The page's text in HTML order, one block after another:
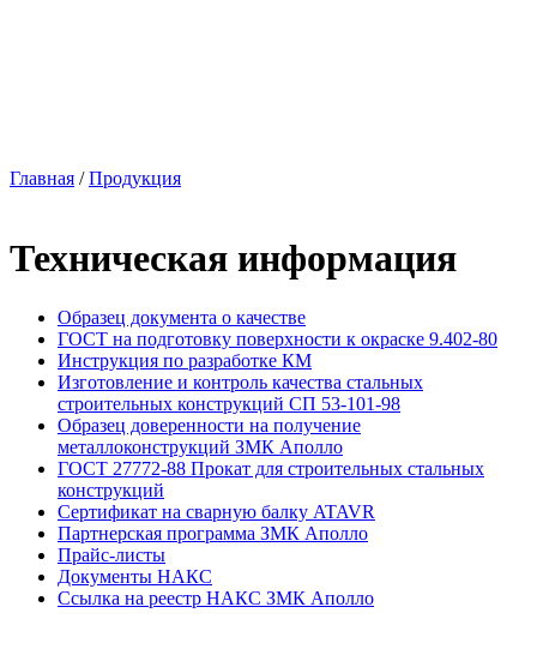
Главная /Продукция
Техническая информация
Образец документа о качестве
ГОСТ на подготовку поверхности к окраске 9.402-80
Инструкция по разработке КМ
Изготовление и контроль качества стальных
строительных конструкций СП 53-101-98
Образец доверенности на получение
металлоконструкций ЗМК Аполло
ГОСТ 27772-88 Прокат для строительных стальных
конструкций
Сертификат на сварную балку ATAVR
Партнерская программа ЗМК Аполло
Прайс-листы
Документы НАКС
Ссылка на реестр НАКС ЗМК Аполло